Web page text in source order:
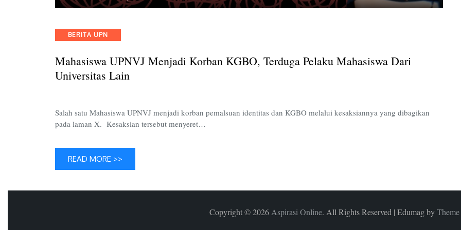
Mahasiswa
Terduga
Lain
Categories
BERITA UPN
Mahasiswa UPNVJ Menjadi Korban KGBO, Terduga Pelaku Mahasiswa Dari
Universitas Lain
Salah satu Mahasiswa UPNVJ menjadi korban pemalsuan identitas dan KGBO melalui kesaksiannya yang dibagikan
pada laman X. Kesaksian tersebut menyeret…
READ MORE >>
Copyright © 2026 Aspirasi Online. All Rights Reserved | Edumag byTheme